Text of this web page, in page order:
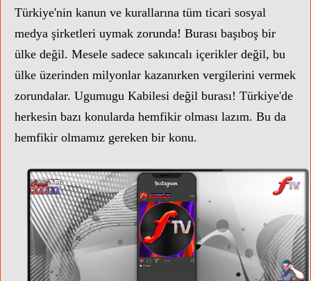
Türkiye'nin kanun ve kurallarına tüm ticari sosyal
medya şirketleri uymak zorunda! Burası başıboş bir
ülke değil. Mesele sadece sakıncalı içerikler değil, bu
ülke üzerinden milyonlar kazanırken vergilerini vermek
zorundalar. Ugumugu Kabilesi değil burası! Türkiye'de
herkesin bazı konularda hemfikir olması lazım. Bu da
hemfikir olmamız gereken bir konu.